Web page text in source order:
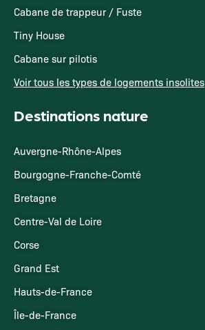
Cabane de trappeur / Fuste
Tiny House
Cabane sur pilotis
Voir tous les types de logements insolites
Destinations nature
Auvergne-Rhône-Alpes
Bourgogne-Franche-Comté
Bretagne
Centre-Val de Loire
Corse
Grand Est
Hauts-de-France
Île-de-France